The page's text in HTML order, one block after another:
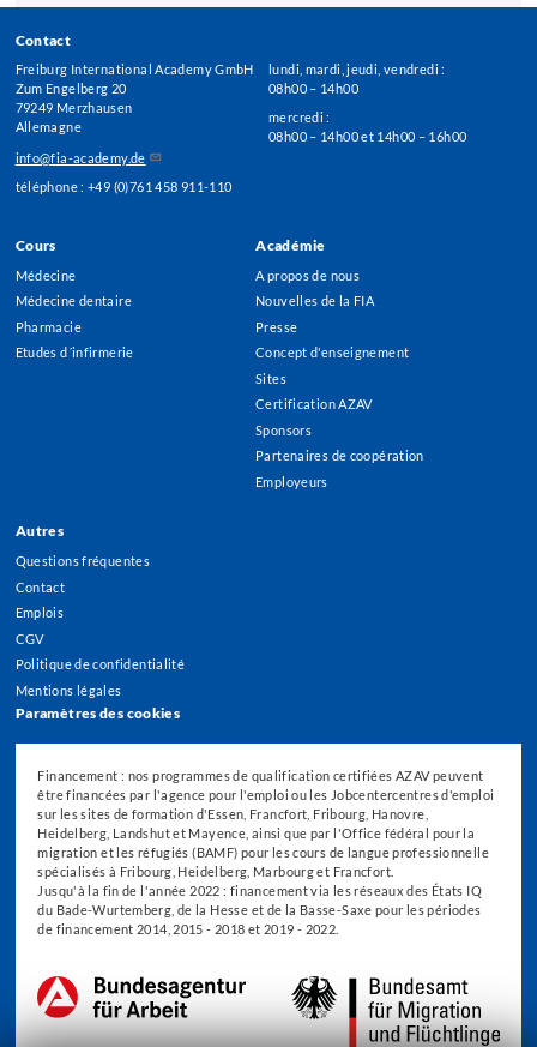
Contact
Freiburg International Academy GmbH
Zum Engelberg 20
79249 Merzhausen
Allemagne
info@fia-academy.de
téléphone : +49 (0)761 458 911-110
lundi, mardi, jeudi, vendredi :
08h00 – 14h00
mercredi :
08h00 – 14h00 et 14h00 – 16h00
Footer
Menu
Cours
Médecine
Médecine dentaire
Pharmacie
Etudes d´infirmerie
Académie
A propos de nous
Nouvelles de la FIA
Presse
Concept d'enseignement
Sites
Certification AZAV
Sponsors
Partenaires de coopération
Employeurs
Autres
Questions fréquentes
Contact
Emplois
CGV
Politique de confidentialité
Mentions légales
Paramètres des cookies
Financement : nos programmes de qualification certifiées AZAV peuvent
être financées par l'agence pour l'emploi ou les Jobcentercentres d'emploi
sur les sites de formation d'Essen, Francfort, Fribourg, Hanovre,
Heidelberg, Landshut et Mayence, ainsi que par l'Office fédéral pour la
migration et les réfugiés (BAMF) pour les cours de langue professionnelle
spécialisés à Fribourg, Heidelberg, Marbourg et Francfort.
Jusqu'à la fin de l'année 2022 : financement via les réseaux des États IQ
du Bade-Wurtemberg, de la Hesse et de la Basse-Saxe pour les périodes
de financement 2014, 2015 - 2018 et 2019 - 2022.